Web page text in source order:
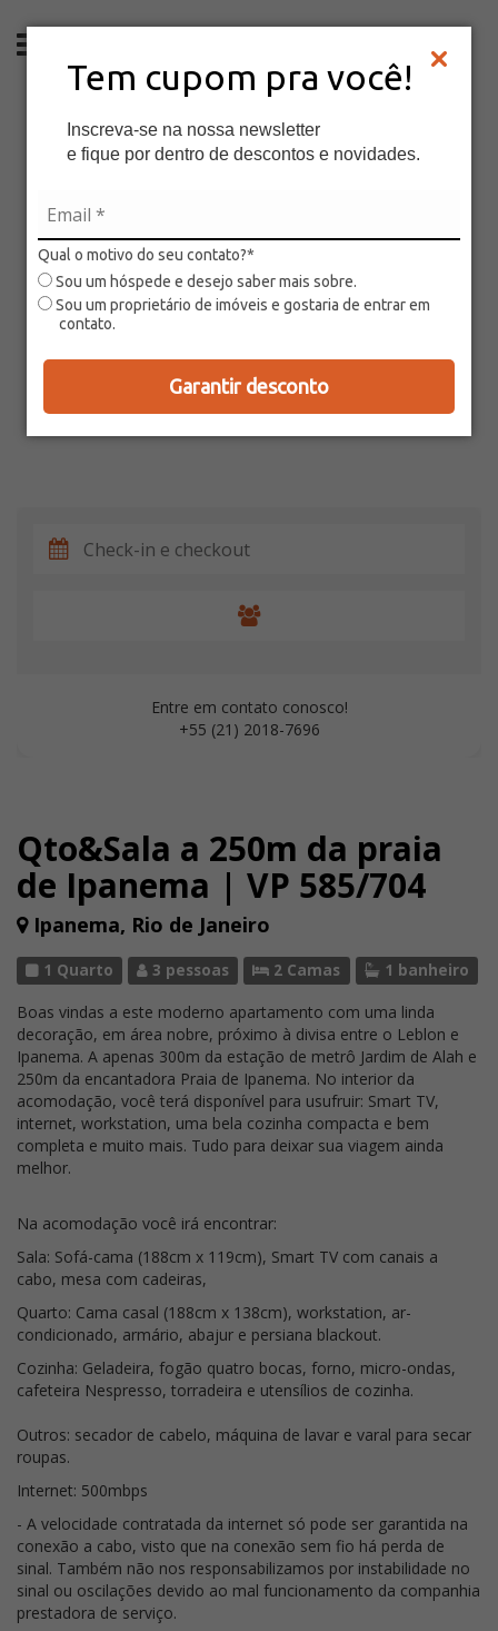
Tem cupom pra você!
Inscreva-se na nossa newsletter
e fique por dentro de descontos e novidades.
Qual o motivo do seu contato?*
Sou um hóspede e desejo saber mais sobre.
Sou um proprietário de imóveis e gostaria de entrar em
contato.
Garantir desconto
Qto&Sala a 250m da praia
de Ipanema | VP 585/704
Ipanema, Rio de Janeiro
1 Quarto 3 pessoas 2 Camas 1 banheiro
Boas vindas a este moderno apartamento com uma linda
decoração, em área nobre, próximo à divisa entre o Leblon e
Ipanema. A apenas 300m da estação de metrô Jardim de Alah e
250m da encantadora Praia de Ipanema. No interior da
acomodação, você terá disponível para usufruir: Smart TV,
internet, workstation, uma bela cozinha compacta e bem
completa e muito mais. Tudo para deixar sua viagem ainda
melhor.
Na acomodação você irá encontrar:
Sala: Sofá-cama (188cm x 119cm), Smart TV com canais a
cabo, mesa com cadeiras,
Quarto: Cama casal (188cm x 138cm), workstation, ar-
condicionado, armário, abajur e persiana blackout.
Cozinha: Geladeira, fogão quatro bocas, forno, micro-ondas,
cafeteira Nespresso, torradeira e utensílios de cozinha.
Outros: secador de cabelo, máquina de lavar e varal para secar
roupas.
Internet: 500mbps
- A velocidade contratada da internet só pode ser garantida na
conexão a cabo, visto que na conexão sem fio há perda de
sinal. Também não nos responsabilizamos por instabilidade no
sinal ou oscilações devido ao mal funcionamento da companhia
prestadora de serviço.
Entre em contato conosco!
+55 (21) 2018-7696